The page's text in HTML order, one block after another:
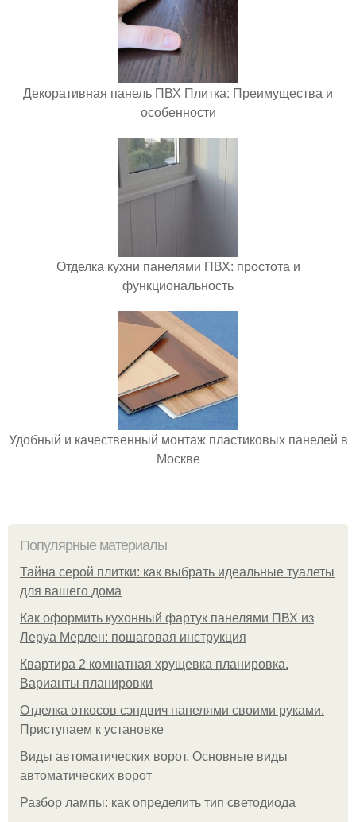
Декоративная панель ПВХ Плитка: Преимущества и
особенности
Отделка кухни панелями ПВХ: простота и
функциональность
Удобный и качественный монтаж пластиковых панелей в
Москве
Популярные материалы
Тайна серой плитки: как выбрать идеальные туалеты
для вашего дома
Как оформить кухонный фартук панелями ПВХ из
Леруа Мерлен: пошаговая инструкция
Квартира 2 комнатная хрущевка планировка.
Варианты планировки
Отделка откосов сэндвич панелями своими руками.
Приступаем к установке
Виды автоматических ворот. Основные виды
автоматических ворот
Разбор лампы: как определить тип светодиода